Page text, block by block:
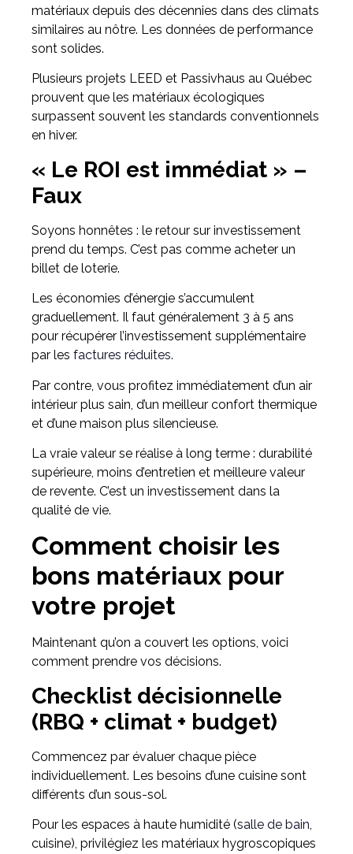
matériaux depuis des décennies dans des climats
similaires au nôtre. Les données de performance
sont solides.
Plusieurs projets LEED et Passivhaus au Québec
prouvent que les matériaux écologiques
surpassent souvent les standards conventionnels
en hiver.
« Le ROI est immédiat » –
Faux
Soyons honnêtes : le retour sur investissement
prend du temps. C’est pas comme acheter un
billet de loterie.
Les économies d’énergie s’accumulent
graduellement. Il faut généralement 3 à 5 ans
pour récupérer l’investissement supplémentaire
par les factures réduites.
Par contre, vous profitez immédiatement d’un air
intérieur plus sain, d’un meilleur confort thermique
et d’une maison plus silencieuse.
La vraie valeur se réalise à long terme : durabilité
supérieure, moins d’entretien et meilleure valeur
de revente. C’est un investissement dans la
qualité de vie.
Comment choisir les
bons matériaux pour
votre projet
Maintenant qu’on a couvert les options, voici
comment prendre vos décisions.
Checklist décisionnelle
(RBQ + climat + budget)
Commencez par évaluer chaque pièce
individuellement. Les besoins d’une cuisine sont
différents d’un sous-sol.
Pour les espaces à haute humidité (salle de bain,
cuisine), privilégiez les matériaux hygroscopiques